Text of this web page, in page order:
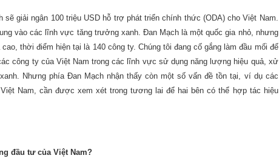
sẽ giải ngân 100 triệu USD hỗ trợ phát triển chính thức (ODA) cho Việt Nam.
vào các lĩnh vực tăng trưởng xanh. Đan Mạch là một quốc gia nhỏ, nhưng
thời điểm hiện tại là 140 công ty. Chúng tôi đang cố gắng làm đầu mối để
công ty của Việt Nam trong các lĩnh vực sử dụng năng lượng hiệu quả, xử
Nhưng phía Đan Mạch nhận thấy còn một số vấn đề tồn tại, ví dụ các
Nam, cần được xem xét trong tương lai để hai bên có thể hợp tác hiệu
đầu tư của Việt Nam?